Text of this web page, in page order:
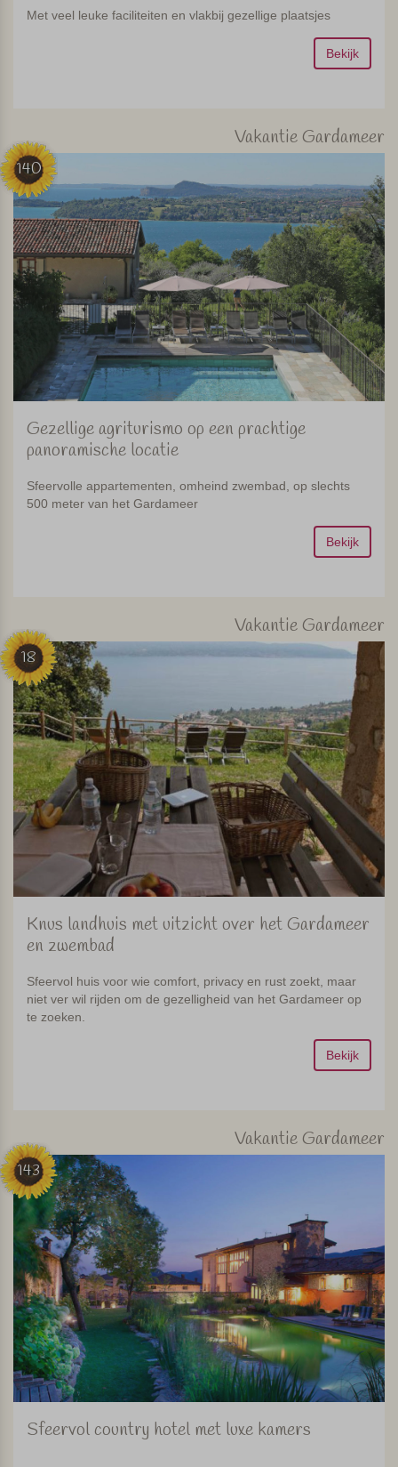
Met veel leuke faciliteiten en vlakbij gezellige plaatsjes
Bekijk
Vakantie Gardameer
140
Gezellige agriturismo op een prachtige
panoramische locatie
Sfeervolle appartementen, omheind zwembad, op slechts
500 meter van het Gardameer
Bekijk
Vakantie Gardameer
18
Knus landhuis met uitzicht over het Gardameer
en zwembad
Sfeervol huis voor wie comfort, privacy en rust zoekt, maar
niet ver wil rijden om de gezelligheid van het Gardameer op
te zoeken.
Bekijk
Vakantie Gardameer
143
Sfeervol country hotel met luxe kamers